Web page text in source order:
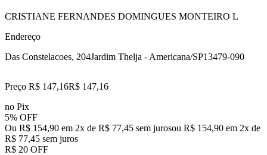
CRISTIANE FERNANDES DOMINGUES MONTEIRO L
Endereço
Das Constelacoes, 204Jardim Thelja - Americana/SP13479-090
Preço R$ 147,16R$ 147,16
no Pix
5% OFF
Ou R$ 154,90 em 2x de R$ 77,45 sem jurosou R$ 154,90 em 2x de
R$ 77,45 sem juros
R$ 20 OFF